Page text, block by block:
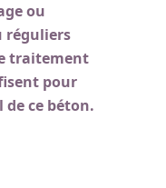
ou
réguliers
traitement
pour
de ce béton.